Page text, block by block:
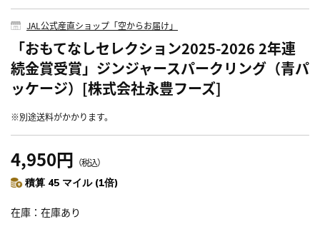
JAL公式産直ショップ「空からお届け」
「おもてなしセレクション2025-2026 2年連
続金賞受賞」ジンジャースパークリング（青パ
ッケージ）[株式会社永豊フーズ]
※別途送料がかかります。
4,950円 （税込）
積算 45 マイル (1倍)
在庫 在庫あり